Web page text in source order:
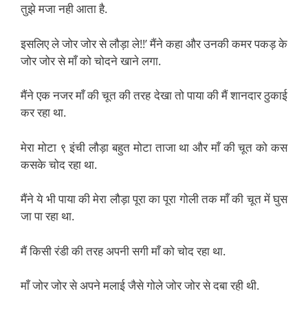
तुझे मजा नही आता है.
इसलिए ले जोर जोर से लौड़ा ले!!’ मैंने कहा और उनकी कमर पकड़ के
जोर जोर से माँ को चोदने खाने लगा.
मैंने एक नजर माँ की चूत की तरह देखा तो पाया की मैं शानदार ठुकाई
कर रहा था.
मेरा मोटा ९ इंची लौड़ा बहुत मोटा ताजा था और माँ की चूत को कस
कसके चोद रहा था.
मैंने ये भी पाया की मेरा लौड़ा पूरा का पूरा गोली तक माँ की चूत में घुस
जा पा रहा था.
मैं किसी रंडी की तरह अपनी सगी माँ को चोद रहा था.
माँ जोर जोर से अपने मलाई जैसे गोले जोर जोर से दबा रही थी.